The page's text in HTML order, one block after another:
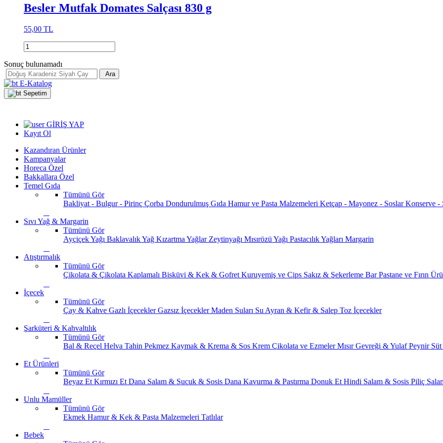
Besler Mutfak Domates Salçası 830 g
55,00 TL
Sonuç bulunamadı
Ara
E-Katalog
Sepetim
GİRİŞ YAP
Kayıt Ol
Kazandıran Ürünler
Kampanyalar
Horeca Özel
Bakkallara Özel
Temel Gıda
Tümünü Gör
Bakliyat - Bulgur - Pirinç Çorba Dondurulmuş Gıda Hamur ve Pasta Malzemeleri Ketçap - Mayonez - SoslarKonserve -
Sıvı Yağ & Margarin
Tümünü Gör
Ayçiçek Yağı Baklavalık Yağ Kızartma Yağlar Zeytinyağı Mısırözü Yağı Pastacılık Yağları Margarin
Atıştırmalık
Tümünü Gör
Çikolata & Çikolata Kaplamalı Bisküvi & Kek & Gofret Kuruyemiş ve Cips Sakız & Şekerleme BarPastane ve Fırın
İçecek
Tümünü Gör
Çay & Kahve Gazlı İçeceklerGazsız İçeceklerMaden Suları Su Ayran & Kefir & Salep Toz İçecekler
Şarküteri & Kahvaltılık
Tümünü Gör
Bal & Reçel Helva Tahin Pekmez Kaymak & Krema & Sos Krem Çikolata ve EzmelerMısır Gevreği & YulafPeynir
Et Ürünleri
Tümünü Gör
Beyaz Et Kırmızı Et Dana Salam & Sucuk & Sosis Dana Kavurma & Pastırma Donuk Et Hindi Salam & Sosis Piliç
Unlu Mamüller
Tümünü Gör
Ekmek Hamur & Kek & Pasta Malzemeleri Tatlılar
Bebek